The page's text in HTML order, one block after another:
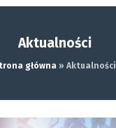
Aktualności
główna » Aktualności